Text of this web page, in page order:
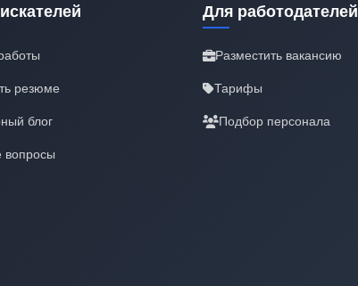
резюме
блог
вопросы
Для работодателей
Разместить вакансию
Тарифы
Подбор персонала